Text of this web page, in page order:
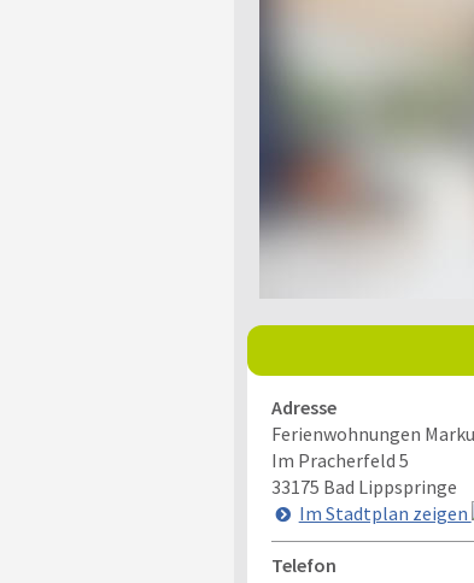
Adresse
Ferienwohnungen
Im Pracherfeld 5
33175 Bad Lippspringe
Im Stadtplan zeigen
Telefon